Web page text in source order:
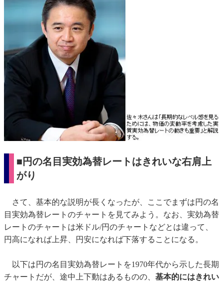
■円の名目実効為替レートはきれいな右肩上
がり
さて、基本的な説明が長くなったが、ここでまずは円の名
目実効為替レートのチャートを見てみよう。なお、実効為替
レートのチャートは米ドル/円のチャートなどとは違って、
円高になれば上昇、円安になれば下落することになる。
以下は円の名目実効為替レートを1970年代から示した長期
チャートだが、途中上下動はあるものの、 基本的にはきれい